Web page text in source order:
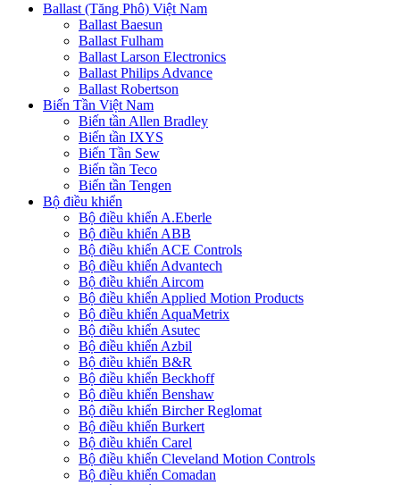
Ballast (Tăng Phô) Việt Nam
Ballast Baesun
Ballast Fulham
Ballast Larson Electronics
Ballast Philips Advance
Ballast Robertson
Biến Tần Việt Nam
Biến tần Allen Bradley
Biến tần IXYS
Biến Tần Sew
Biến tần Teco
Biến tần Tengen
Bộ điều khiển
Bộ điều khiển A.Eberle
Bộ điều khiển ABB
Bộ điều khiển ACE Controls
Bộ điều khiển Advantech
Bộ điều khiển Aircom
Bộ điều khiển Applied Motion Products
Bộ điều khiển AquaMetrix
Bộ điều khiển Asutec
Bộ điều khiển Azbil
Bộ điều khiển B&R
Bộ điều khiển Beckhoff
Bộ điều khiển Benshaw
Bộ điều khiển Bircher Reglomat
Bộ điều khiển Burkert
Bộ điều khiển Carel
Bộ điều khiển Cleveland Motion Controls
Bộ điều khiển Comadan